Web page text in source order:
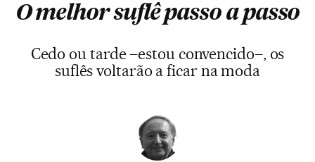
O melhor suflê passo a passo
Cedo ou tarde –estou convencido–, os
suflês voltarão a ficar na moda